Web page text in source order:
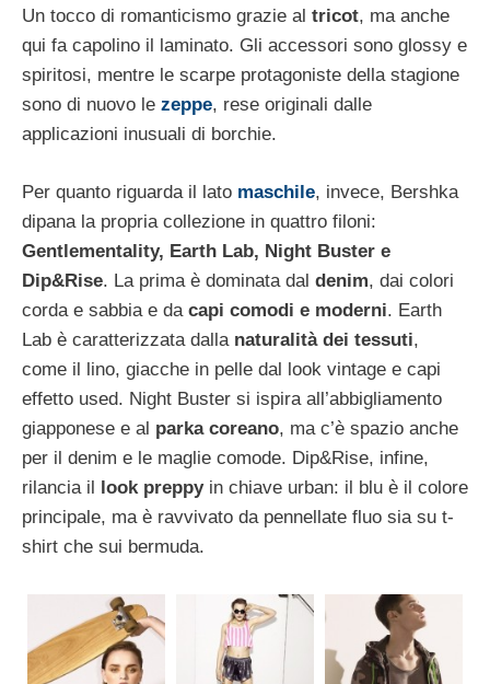
Un tocco di romanticismo grazie al tricot, ma anche
qui fa capolino il laminato. Gli accessori sono glossy e
spiritosi, mentre le scarpe protagoniste della stagione
sono di nuovo le zeppe, rese originali dalle
applicazioni inusuali di borchie.
Per quanto riguarda il lato maschile, invece, Bershka
dipana la propria collezione in quattro filoni:
Gentlementality, Earth Lab, Night Buster e
Dip&Rise. La prima è dominata dal denim, dai colori
corda e sabbia e da capi comodi e moderni. Earth
Lab è caratterizzata dalla naturalità dei tessuti,
come il lino, giacche in pelle dal look vintage e capi
effetto used. Night Buster si ispira all’abbigliamento
giapponese e al parka coreano, ma c’è spazio anche
per il denim e le maglie comode. Dip&Rise, infine,
rilancia il look preppyin chiave urban: il blu è il colore
principale, ma è ravvivato da pennellate fluo sia su t-
shirt che sui bermuda.